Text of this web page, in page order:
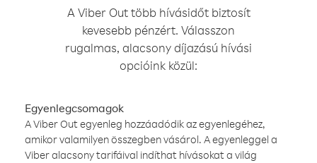
A Viber Out több hívásidőt biztosít
kevesebb pénzért. Válasszon
rugalmas, alacsony díjazású hívási
opcióink közül:
Egyenlegcsomagok
A Viber Out egyenleg hozzáadódik az egyenlegéhez,
amikor valamilyen összegben vásárol. A egyenleggel a
Viber alacsony tarifáival indíthat hívásokat a világ